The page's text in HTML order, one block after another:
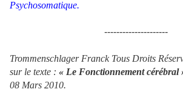
Psychosomatique.
---------------------
Trommenschlager Franck Tous Droits
sur le texte : « Le Fonctionnement cérébral
08 Mars 2010.